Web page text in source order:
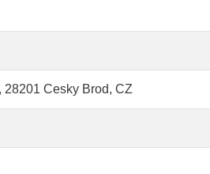
28201 Cesky Brod, CZ